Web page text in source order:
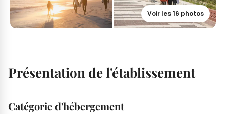
Voir les 16 photos
Présentation de l'établissement
Catégorie d'hébergement